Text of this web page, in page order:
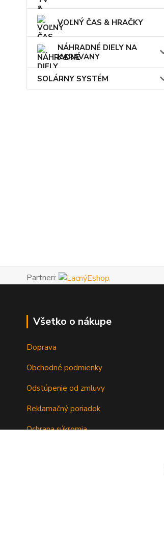
VOĽNÝ ČAS & HRAČKY
NÁHRADNÉ DIELY NA
KARAVANY
SOLÁRNY SYSTÉM
Partneri:
Všetko o nákupe
Doprava
Obchodné podmienky
Odstúpenie od zmluvy
Reklamačný poriadok
Ochrana súkromia